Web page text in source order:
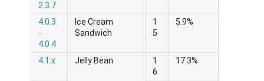
2.3.7
4.0.3
-
4.0.4
Ice Cream
Sandwich
1
5
5.9%
4.1.x Jelly Bean
1
6
17.3%